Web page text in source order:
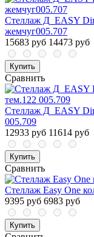
Стеллаж Д_EASY
жемчуг005.707
15683 руб 14473 руб
Купить
Сравнить
Стеллаж Д_EASY
005.709
12933 руб 11614 руб
Купить
Сравнить
Стеллаж Easy One
9395 руб 6983 руб
Купить